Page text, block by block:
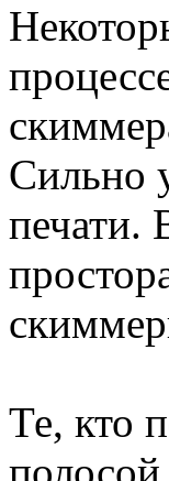
Сильно
печати.
Те, кто